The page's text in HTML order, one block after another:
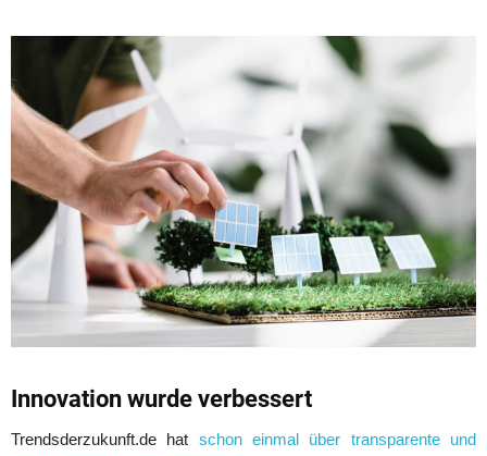
Innovation wurde verbessert
Trendsderzukunft.de hat schon einmal über transparente und